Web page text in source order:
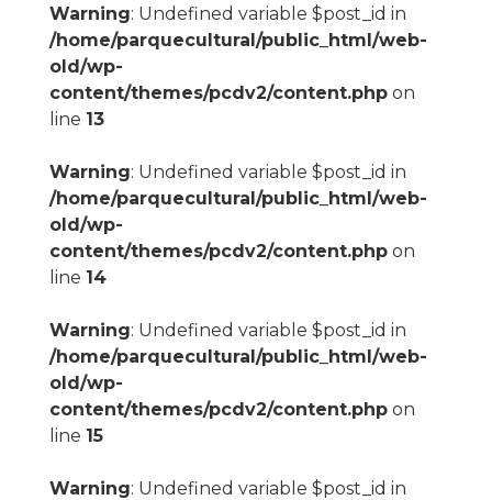
Warning: Undefined variable $post_id in
/home/parquecultural/public_html/web-
old/wp-
content/themes/pcdv2/content.phpon
line 13
Warning: Undefined variable $post_id in
/home/parquecultural/public_html/web-
old/wp-
content/themes/pcdv2/content.phpon
line 14
Warning: Undefined variable $post_id in
/home/parquecultural/public_html/web-
old/wp-
content/themes/pcdv2/content.phpon
line 15
Warning: Undefined variable $post_id in